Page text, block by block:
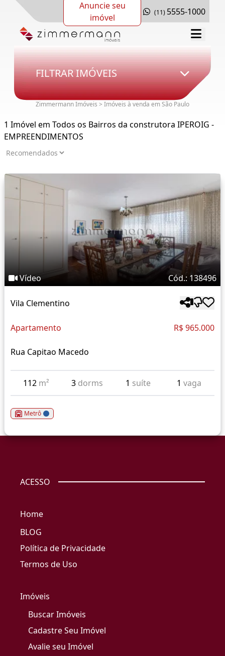
Anuncie seu
imóvel
(11) 5555-1000
FILTRAR IMÓVEIS
Zimmermann Imóveis > Imóveis à venda em São Paulo
1 Imóvel em Todos os Bairros da construtora IPEROIG -
EMPREENDIMENTOS
Vídeo Cód.: 138496
Vila Clementino
Apartamento R$ 965.000
Rua Capitao Macedo
112 m² 3 dorms 1 suíte 1 vaga
Metrô
ACESSO
Home
BLOG
Política de Privacidade
Termos de Uso
Imóveis
Buscar Imóveis
Cadastre Seu Imóvel
Avalie seu Imóvel